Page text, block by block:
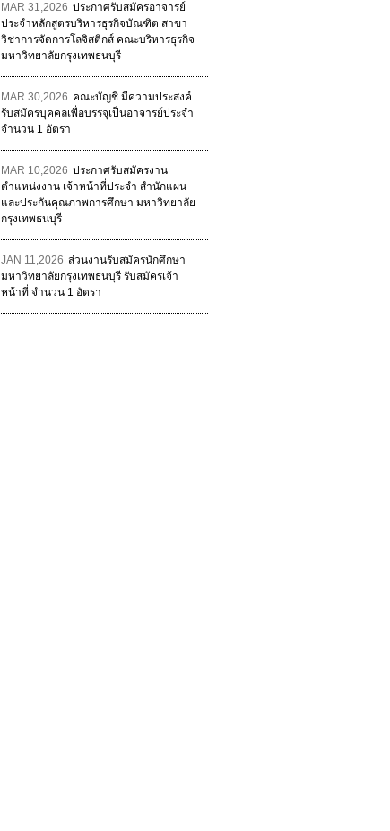
MAR 31,2026 ประกาศรับสมัครอาจารย์
ประจำหลักสูตรบริหารธุรกิจบัณฑิต สาขา
วิชาการจัดการโลจิสติกส์ คณะบริหารธุรกิจ
มหาวิทยาลัยกรุงเทพธนบุรี
MAR 30,2026 คณะบัญชี มีความประสงค์
รับสมัครบุคคลเพื่อบรรจุเป็นอาจารย์ประจำ
จำนวน 1 อัตรา
MAR 10,2026 ประกาศรับสมัครงาน
ตำแหน่งงาน เจ้าหน้าที่ประจำ สำนักแผน
และประกันคุณภาพการศึกษา มหาวิทยาลัย
กรุงเทพธนบุรี
JAN 11,2026 ส่วนงานรับสมัครนักศึกษา
มหาวิทยาลัยกรุงเทพธนบุรี รับสมัครเจ้า
หน้าที่ จำนวน 1 อัตรา